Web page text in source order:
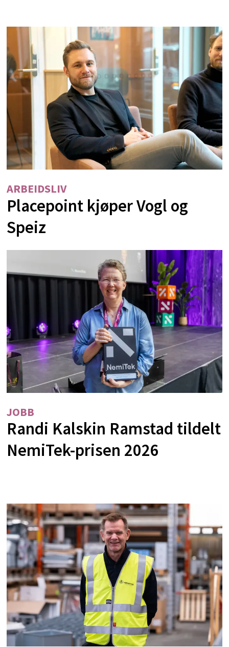
ARBEIDSLIV
Placepoint kjøper Vogl og
Speiz
JOBB
Randi Kalskin Ramstad tildelt
NemiTek-prisen 2026